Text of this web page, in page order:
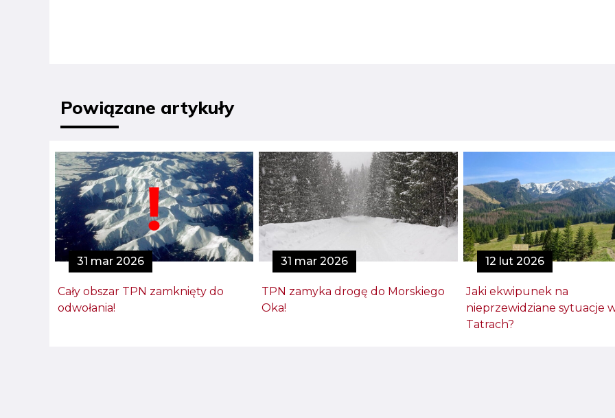
Powiązane artykuły
31 mar 2026
Cały obszar TPN zamknięty do
odwołania!
31 mar 2026
TPN zamyka drogę do Morskiego
Oka!
12 lut 2026
Jaki ekwipunek na
nieprzewidziane sytuacje
Tatrach?